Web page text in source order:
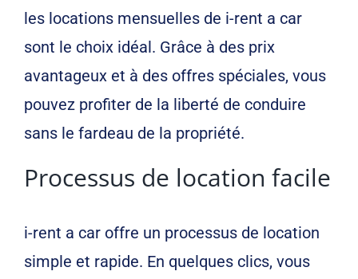
les locations mensuelles de i-rent a car
sont le choix idéal. Grâce à des prix
avantageux et à des offres spéciales, vous
pouvez profiter de la liberté de conduire
sans le fardeau de la propriété.
Processus de location facile
i-rent a car offre un processus de location
simple et rapide. En quelques clics, vous